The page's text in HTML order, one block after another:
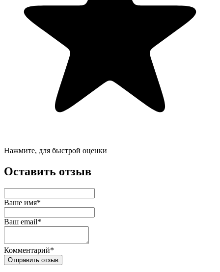
Нажмите, для быстрой оценки
Оставить отзыв
Ваше имя*
Ваш email*
Комментарий*
Отправить отзыв